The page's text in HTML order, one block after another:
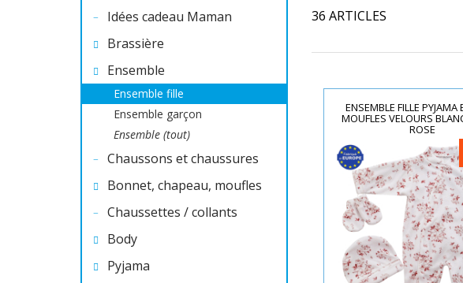
Idées cadeau Maman
Brassière
Ensemble
Ensemble fille
Ensemble garçon
Ensemble (tout)
Chaussons et chaussures
Bonnet, chapeau, moufles
Chaussettes / collants
Body
Pyjama
36 ARTICLES
ENSEMBLE FILLE PYJAMA
MOUFLES VELOURS
ROSE